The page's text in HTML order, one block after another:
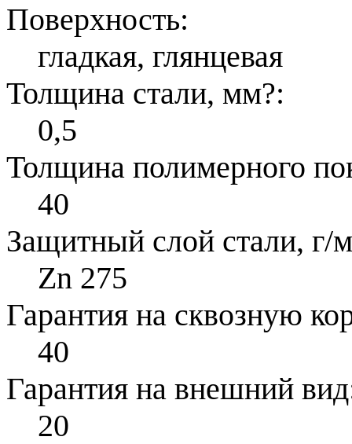
Поверхность:
гладкая, глянцевая
Толщина стали, мм?:
0,5
Толщина полимерного
40
Защитный слой стали, г/
Zn 275
Гарантия на сквозную
40
Гарантия на внешний
20